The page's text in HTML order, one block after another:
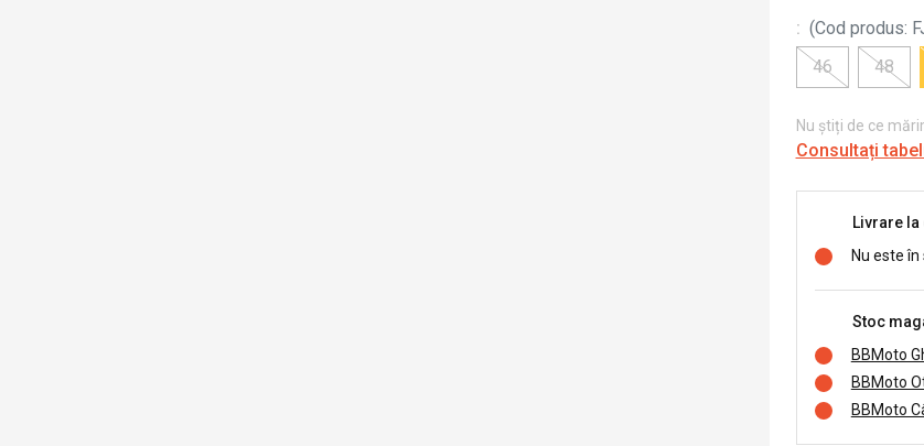
: (Cod produs:
46
48
Nu știți de ce
Consultați
Livrare
Nu este
Stoc
BBMoto
BBMoto
BBMoto